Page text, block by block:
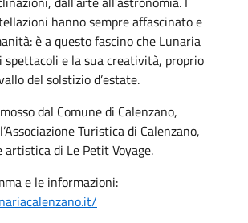
hanno sempre affascinato e
è a questo fascino che Lunaria
spettacoli e la sua creatività, proprio
del solstizio d’estate.
dal Comune di Calenzano,
Turistica di Calenzano,
artistica di Le Petit Voyage.
e le informazioni: